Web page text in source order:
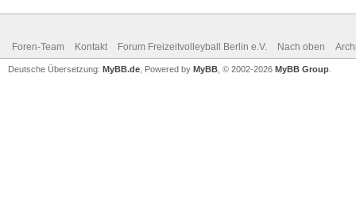
Foren-Team Kontakt Forum Freizeitvolleyball Berlin e.V. Nach oben
Deutsche Übersetzung: MyBB.de , Powered by MyBB , © 2002-2026 MyBB Group